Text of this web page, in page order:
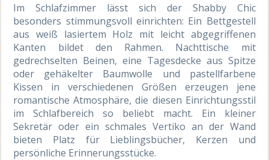
Im Schlafzimmer lässt sich der Shabby Chic
besonders stimmungsvoll einrichten: Ein Bettgestell
aus weiß lasiertem Holz mit leicht abgegriffenen
Kanten bildet den Rahmen. Nachttische mit
gedrechselten Beinen, eine Tagesdecke aus Spitze
oder gehäkelter Baumwolle und pastellfarbene
Kissen in verschiedenen Größen erzeugen jene
romantische Atmosphäre, die diesen Einrichtungsstil
im Schlafbereich so beliebt macht. Ein kleiner
Sekretär oder ein schmales Vertiko an der Wand
bieten Platz für Lieblingsbücher, Kerzen und
persönliche Erinnerungsstücke.